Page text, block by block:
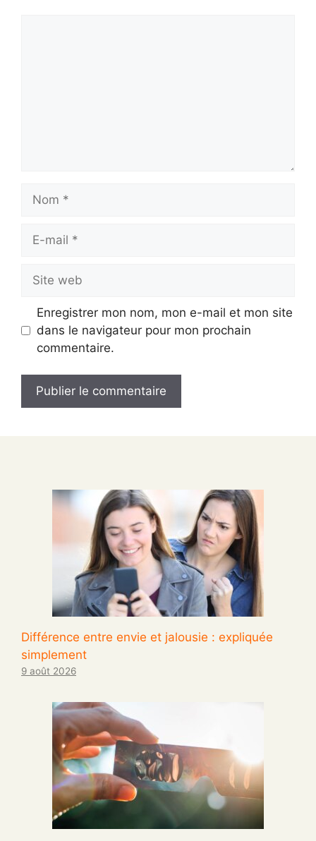
mail
web
Enregistrer mon nom, mon e-mail et mon site
dans le navigateur pour mon prochain
commentaire.
Différence entre envie et jalousie : expliquée
simplement
9 août 2026